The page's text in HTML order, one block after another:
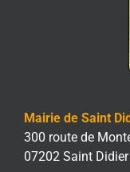
Mairie de Saint
300 route de
07202 Saint